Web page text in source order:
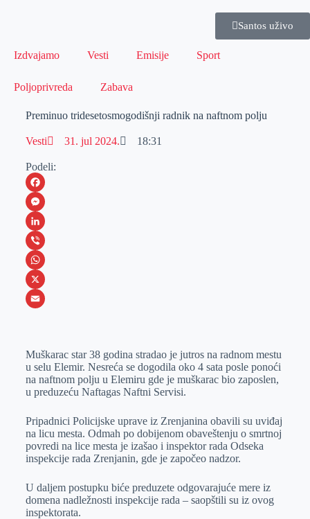
Santos uživo
Izdvajamo Vesti Emisije Sport
Poljoprivreda Zabava
Preminuo tridesetosmogodišnji radnik na naftnom polju
Vesti 31. jul 2024. 18:31
Podeli:
F
a
c
e
b
o
M
e
s
s
e
e
r
L
i
n
k
I
n
V
i
b
W
h
s
A
p
p
X
a
i
l
Muškarac star 38 godina stradao je jutros na radnom mestu
u selu Elemir. Nesreća se dogodila oko 4 sata posle ponoći
na naftnom polju u Elemiru gde je muškarac bio zaposlen,
u preduzeću Naftagas Naftni Servisi.
Pripadnici Policijske uprave iz Zrenjanina obavili su uviđaj
na licu mesta. Odmah po dobijenom obaveštenju o smrtnoj
povredi na lice mesta je izašao i inspektor rada Odseka
inspekcije rada Zrenjanin, gde je započeo nadzor.
U daljem postupku biće preduzete odgovarajuće mere iz
domena nadležnosti inspekcije rada – saopštili su iz ovog
inspektorata.